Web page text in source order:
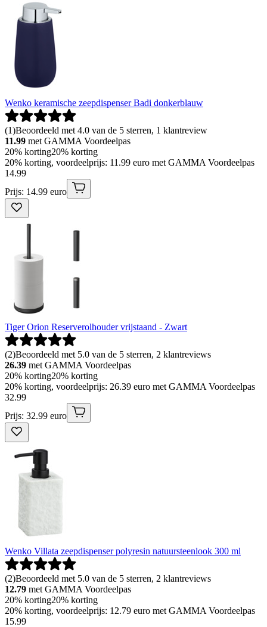
Wenko keramische zeepdispenser Badi donkerblauw
(1)Beoordeeld met 4.0 van de 5 sterren, 1 klantreview
11.99 met GAMMA Voordeelpas
20% korting20% korting
20% korting, voordeelprijs: 11.99 euro met GAMMA Voordeelpas
14.99
Prijs: 14.99 euro
Tiger Orion Reserverolhouder vrijstaand - Zwart
(2)Beoordeeld met 5.0 van de 5 sterren, 2 klantreviews
26.39 met GAMMA Voordeelpas
20% korting20% korting
20% korting, voordeelprijs: 26.39 euro met GAMMA Voordeelpas
32.99
Prijs: 32.99 euro
Wenko Villata zeepdispenser polyresin natuursteenlook 300 ml
(2)Beoordeeld met 5.0 van de 5 sterren, 2 klantreviews
12.79 met GAMMA Voordeelpas
20% korting20% korting
20% korting, voordeelprijs: 12.79 euro met GAMMA Voordeelpas
15.99